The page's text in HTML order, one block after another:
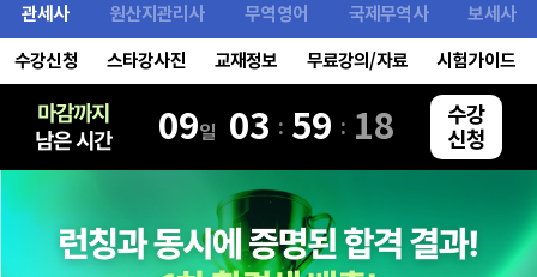
관세사 원산지관리사 무역영어 국제무역사 보세사
수강신청 스타강사진 교재정보 무료강의/자료 시험가이드
마감까지
남은 시간
09일 03 : 59 : 16
수강
신청
1차 환급반의 강의만으로도 합격은 충분하다고 봅니다. 무엇보다도..
–합격생 한*희
정말 노베이스 상태로 시작했고, 노베이스로도 이해할 수 있는 수험용..
-합격생 김*민
처음 시작하는 수험생도 이해하기 쉽게 구성되어 있다고 느꼈습니다..
전 개인적으로 전과목 해커스 선생님들과 강의 내용이 다 좋았습니다..
–합격생 이*국
해커스는 정말 회계학이 강한 학원입니다. 선생님들 너무 전문적이시고..